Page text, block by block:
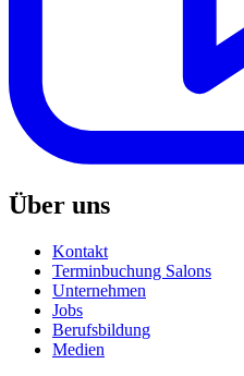
Über uns
Kontakt
Terminbuchung Salons
Unternehmen
Jobs
Berufsbildung
Medien